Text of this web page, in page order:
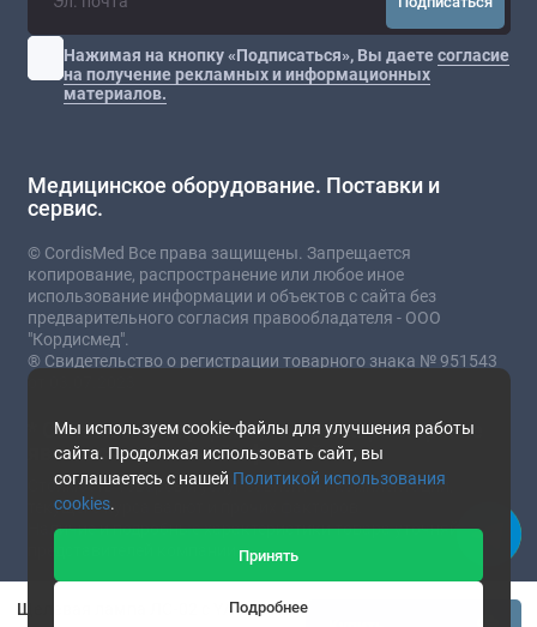
Щелевая лампа ЛС-02 с YAG лазером от Зенит
Мы используем cookie-файлы для улучшения работы
сайта. Продолжая использовать сайт, вы
соглашаетесь с нашей Политикой использования
cookies.
Принять
Подробнее
Нажимая на кнопку «Подписаться», Вы даетесогласие
на получение рекламных и информационных
материалов.
Медицинское оборудование. Поставки и
сервис.
© CordisMed Все права защищены. Запрещается
копирование, распространение или любое иное
использование информации и объектов с сайта без
предварительного согласия правообладателя - ООО
"Кордисмед".
® Свидетельство о регистрации товарного знака № 951543
от 03.07.2023
* Сайт носит информационный характер и не
является публичной офертой.
Стоимость товаров и услуг зависит от комплектации,
текущего курса валют и прочих факторов.
Наличие и подробные характеристики товара уточняйте у
представителей компании.
This site is protected by reCAPTCHA and the Google
Policy
apply.